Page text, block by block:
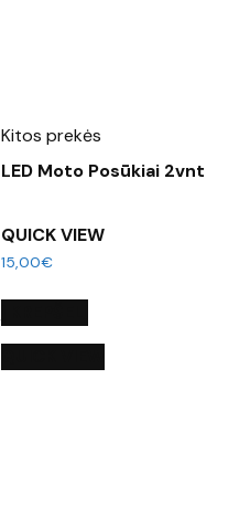
Kitos prekės
LED Moto Posūkiai 2vnt
QUICK VIEW
15,00€